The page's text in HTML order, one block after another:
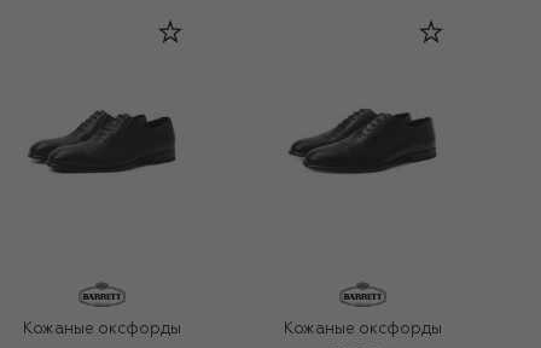
Кожаные оксфорды
Кожаные оксфорды